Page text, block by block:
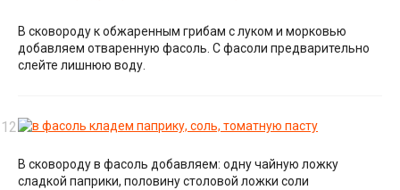
В сковороду к обжаренным грибам с луком и морковью
добавляем отваренную фасоль. С фасоли предварительно
слейте лишнюю воду.
В сковороду в фасоль добавляем: одну чайную ложку
сладкой паприки, половину столовой ложки соли